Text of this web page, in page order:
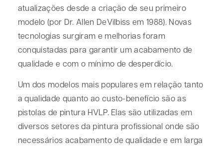
atualizações desde a criação de seu primeiro
modelo (por Dr. Allen DeVilbiss em 1988). Novas
tecnologias surgiram e melhorias foram
conquistadas para garantir um acabamento de
qualidade e com o mínimo de desperdício.
Um dos modelos mais populares em relação tanto
a qualidade quanto ao custo-benefício são as
pistolas de pintura HVLP. Elas são utilizadas em
diversos setores da pintura profissional onde são
necessários acabamento de qualidade e em larga